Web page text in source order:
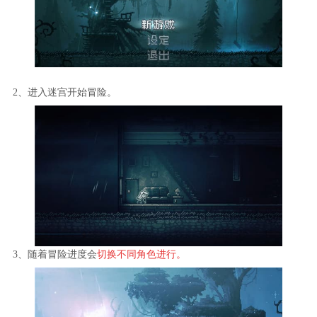
2、进入迷宫开始冒险。
3、随着冒险进度会切换不同角色进行。